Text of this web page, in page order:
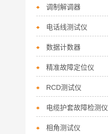
调制解调器
电话线测试仪
数据计数器
精准故障定位仪
RCD测试仪
电缆护套故障检测仪
相角测试仪